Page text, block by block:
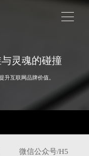
灵魂的碰撞
升互联网品牌价值。
微信公众号/H5